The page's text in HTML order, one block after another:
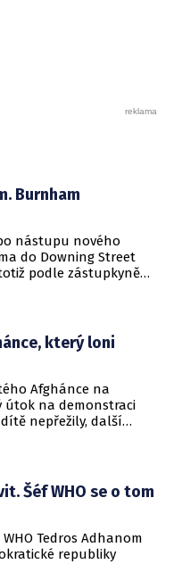
Burnham
nástupu nového
do Downing Street
podle zástupkyně
který loni
Afghánce na
útok na demonstraci
nepřežily, další
Šéf WHO se o tom
Tedros Adhanom
republiky